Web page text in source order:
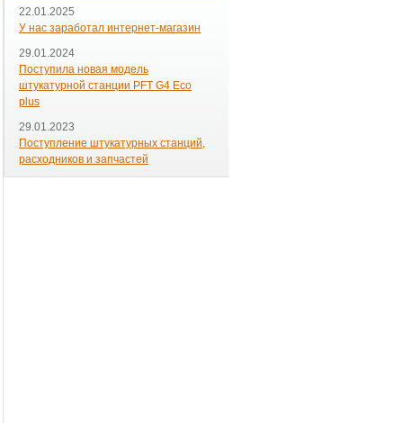
22.01.2025
У нас заработал интернет-магазин
29.01.2024
Поступила новая модель
штукатурной станции PFT G4 Eco
plus
29.01.2023
Поступление штукатурных станций,
расходников и запчастей